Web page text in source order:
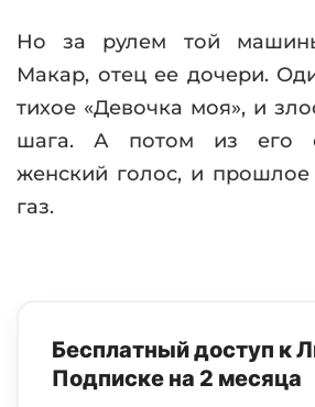
Но за рулем той
Макар, отец ее дочери.
тихое «Девочка моя», и
шага. А потом из его
женский голос, и
газ.
Бесплатный доступ к
Подписке на 2 месяца